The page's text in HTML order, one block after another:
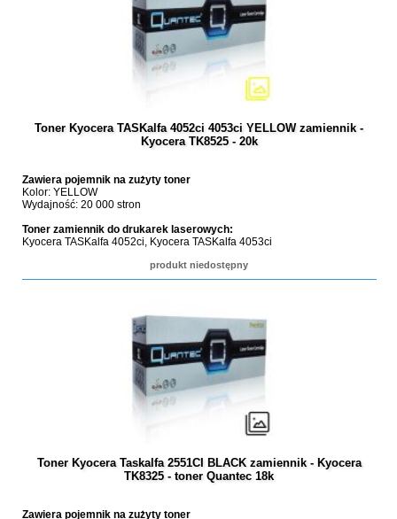
Toner Kyocera TASKalfa 4052ci 4053ci YELLOW zamiennik -
Kyocera TK8525 - 20k
Zawiera pojemnik na zużyty toner
Kolor: YELLOW
Wydajność: 20 000 stron
Toner zamiennik do drukarek laserowych:
Kyocera TASKalfa 4052ci, Kyocera TASKalfa 4053ci
produkt niedostępny
Toner Kyocera Taskalfa 2551CI BLACK zamiennik - Kyocera
TK8325 - toner Quantec 18k
Zawiera pojemnik na zużyty toner